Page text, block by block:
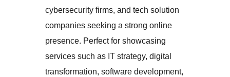
cybersecurity firms, and tech solution
companies seeking a strong online
presence. Perfect for showcasing
services such as IT strategy, digital
transformation, software development,